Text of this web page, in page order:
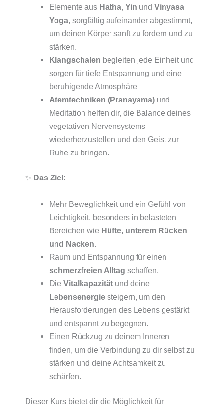
Elemente aus Hatha,Yin undVinyasa
Yoga, sorgfältig aufeinander abgestimmt,
um deinen Körper sanft zu fordern und zu
stärken.
Klangschalen begleiten jede Einheit und
sorgen für tiefe Entspannung und eine
beruhigende Atmosphäre.
Atemtechniken (Pranayama) und
Meditation helfen dir, die Balance deines
vegetativen Nervensystems
wiederherzustellen und den Geist zur
Ruhe zu bringen.
✨ Das Ziel:
Mehr Beweglichkeit und ein Gefühl von
Leichtigkeit, besonders in belasteten
Bereichen wie Hüfte, unterem Rücken
und Nacken
Raum und Entspannung für einen
schmerzfreien Alltag schaffen.
DieVitalkapazität und deine
Lebensenergie steigern, um den
Herausforderungen des Lebens gestärkt
und entspannt zu begegnen.
Einen Rückzug zu deinem Inneren
finden, um die Verbindung zu dir selbst zu
stärken und deine Achtsamkeit zu
schärfen.
Dieser Kurs bietet dir die Möglichkeit für